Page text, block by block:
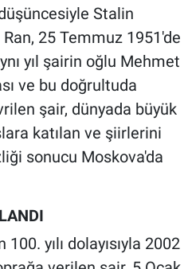
Stalin
25 Temmuz 1951'de
yıl şairin oğlu Mehmet
ve bu doğrultuda
şair, dünyada büyük
katılan ve şiirlerini
sonucu Moskova'da
yılı dolayısıyla 2002